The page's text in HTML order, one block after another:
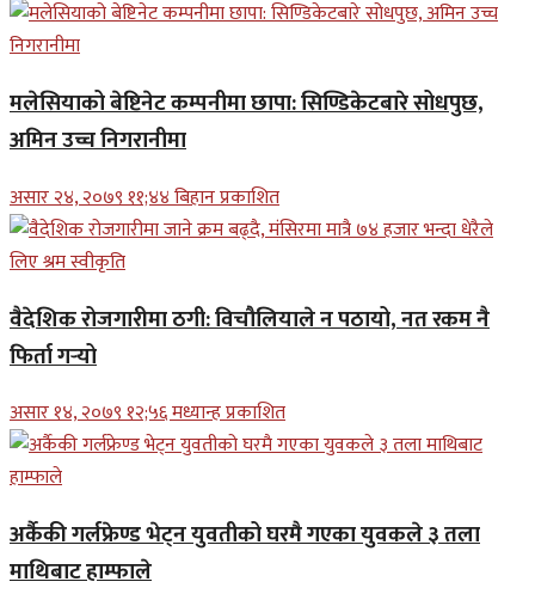
मलेसियाको बेष्टिनेट कम्पनीमा छापा: सिण्डिकेटबारे सोधपुछ,
अमिन उच्च निगरानीमा
असार २४, २०७९ ११;४४ बिहान प्रकाशित
वैदेशिक रोजगारीमा ठगी: विचौलियाले न पठायो, नत रकम नै
फिर्ता गर्‍यो
असार १४, २०७९ १२;५६ मध्यान्ह प्रकाशित
अर्कैकी गर्लफ्रेण्ड भेट्न युवतीको घरमै गएका युवकले ३ तला
माथिबाट हाम्फाले